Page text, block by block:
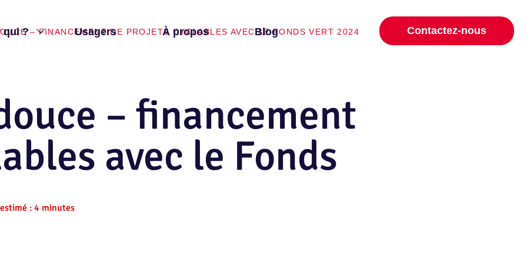
qui ? Usagers À propos Blog Contactez-nous
– FINANCEMENT DE PROJETS CYCLABLES AVEC LE FONDS VERT 2024
– financement
avec le Fonds
: 4 minutes